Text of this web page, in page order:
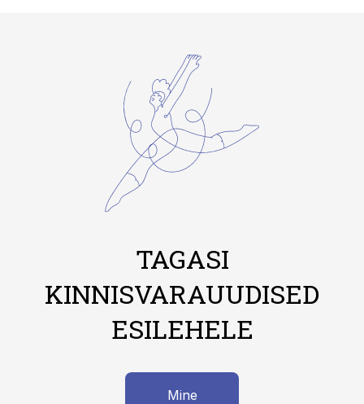
TAGASI
KINNISVARAUUDISED
ESILEHELE
Mine